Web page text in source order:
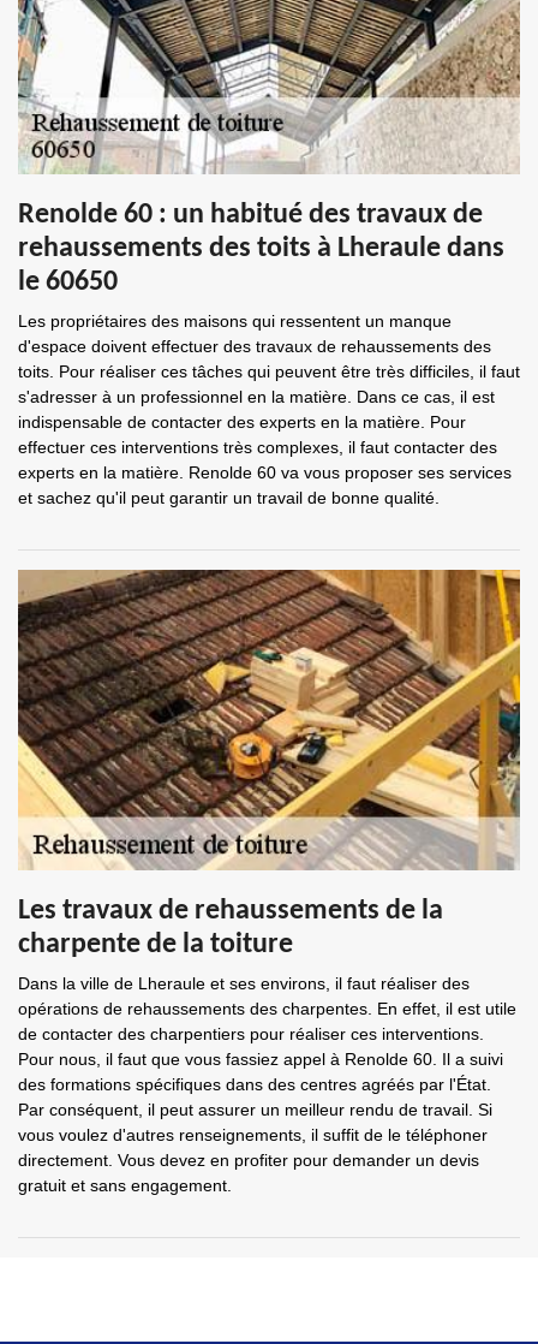
Renolde 60 : un habitué des travaux de
rehaussements des toits à Lheraule dans
le 60650
Les propriétaires des maisons qui ressentent un manque
d'espace doivent effectuer des travaux de rehaussements des
toits. Pour réaliser ces tâches qui peuvent être très difficiles, il faut
s'adresser à un professionnel en la matière. Dans ce cas, il est
indispensable de contacter des experts en la matière. Pour
effectuer ces interventions très complexes, il faut contacter des
experts en la matière. Renolde 60 va vous proposer ses services
et sachez qu'il peut garantir un travail de bonne qualité.
Les travaux de rehaussements de la
charpente de la toiture
Dans la ville de Lheraule et ses environs, il faut réaliser des
opérations de rehaussements des charpentes. En effet, il est utile
de contacter des charpentiers pour réaliser ces interventions.
Pour nous, il faut que vous fassiez appel à Renolde 60. Il a suivi
des formations spécifiques dans des centres agréés par l'État.
Par conséquent, il peut assurer un meilleur rendu de travail. Si
vous voulez d'autres renseignements, il suffit de le téléphoner
directement. Vous devez en profiter pour demander un devis
gratuit et sans engagement.